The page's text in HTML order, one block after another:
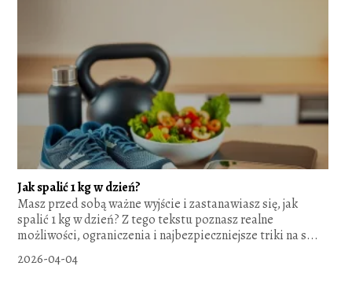
Jak spalić 1 kg w dzień?
Masz przed sobą ważne wyjście i zastanawiasz się, jak
spalić 1 kg w dzień? Z tego tekstu poznasz realne
możliwości, ograniczenia i najbezpieczniejsze triki na s...
2026-04-04